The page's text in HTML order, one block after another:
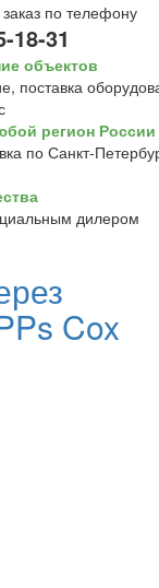
по телефону
18-31
объектов
поставка
регион России
по Санкт-
дилером
Cox